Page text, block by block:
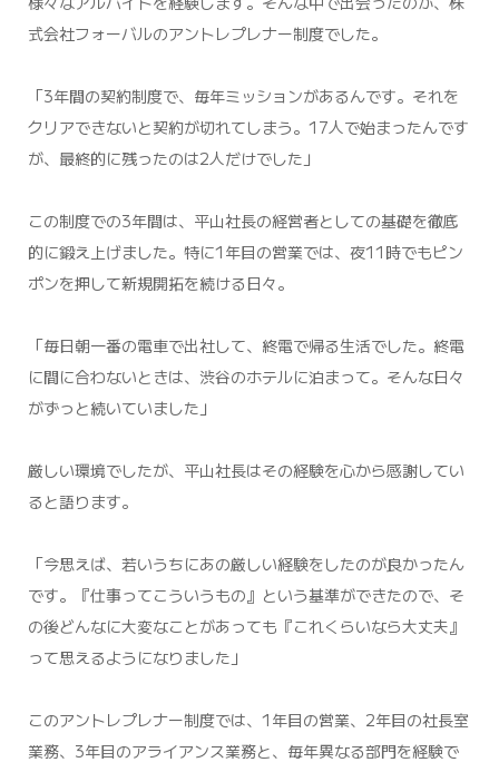
式会社フォーバルのアントレプレナー制度でした。
「3年間の契約制度で、毎年ミッションがあるんです。それを
クリアできないと契約が切れてしまう。17人で始まったんです
が、最終的に残ったのは2人だけでした」
この制度での3年間は、平山社長の経営者としての基礎を徹底
的に鍛え上げました。特に1年目の営業では、夜11時でもピン
ポンを押して新規開拓を続ける日々。
「毎日朝一番の電車で出社して、終電で帰る生活でした。終電
に間に合わないときは、渋谷のホテルに泊まって。そんな日々
がずっと続いていました」
厳しい環境でしたが、平山社長はその経験を心から感謝してい
ると語ります。
「今思えば、若いうちにあの厳しい経験をしたのが良かったん
です。『仕事ってこういうもの』という基準ができたので、そ
の後どんなに大変なことがあっても『これくらいなら大丈夫』
って思えるようになりました」
このアントレプレナー制度では、1年目の営業、2年目の社長室
業務、3年目のアライアンス業務と、毎年異なる部門を経験で